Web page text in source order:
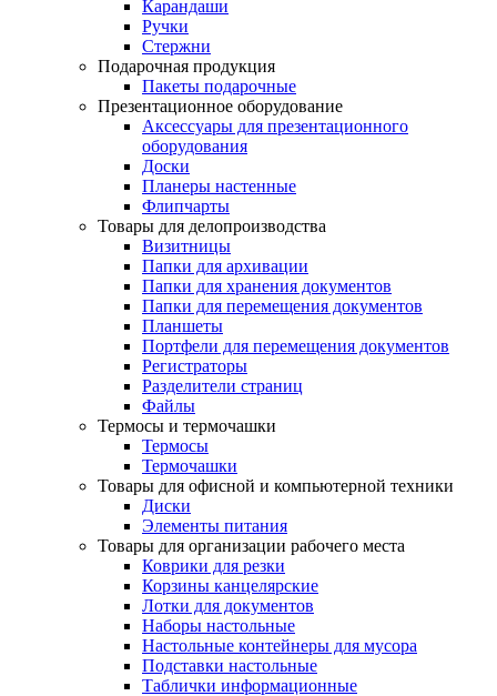
Карандаши
Ручки
Стержни
Подарочная продукция
Пакеты подарочные
Презентационное оборудование
Аксессуары для презентационного
оборудования
Доски
Планеры настенные
Флипчарты
Товары для делопроизводства
Визитницы
Папки для архивации
Папки для хранения документов
Папки для перемещения документов
Планшеты
Портфели для перемещения документов
Регистраторы
Разделители страниц
Файлы
Термосы и термочашки
Термосы
Термочашки
Товары для офисной и компьютерной техники
Диски
Элементы питания
Товары для организации рабочего места
Коврики для резки
Корзины канцелярские
Лотки для документов
Наборы настольные
Настольные контейнеры для мусора
Подставки настольные
Таблички информационные